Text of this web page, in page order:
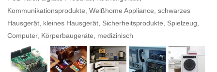
Kommunikationsprodukte, Weißhome Appliance, schwarzes
Hausgerät, kleines Hausgerät, Sicherheitsprodukte, Spielzeug,
Computer, Körperbaugeräte, medizinisch